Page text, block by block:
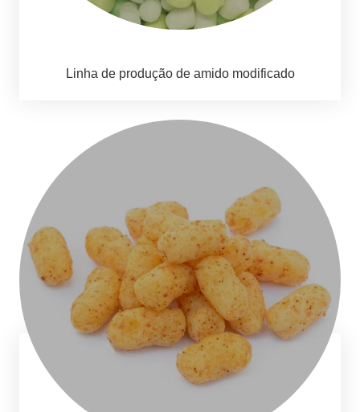
Linha de produção de amido modificado